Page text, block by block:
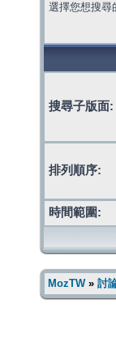
選擇您想搜尋
搜尋子版面:
排列順序:
時間範圍:
MozTW» 討